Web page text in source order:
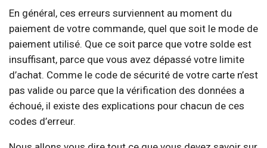
En général, ces erreurs surviennent au moment du
paiement de votre commande, quel que soit le mode de
paiement utilisé. Que ce soit parce que votre solde est
insuffisant, parce que vous avez dépassé votre limite
d’achat. Comme le code de sécurité de votre carte n’est
pas valide ou parce que la vérification des données a
échoué, il existe des explications pour chacun de ces
codes d’erreur.